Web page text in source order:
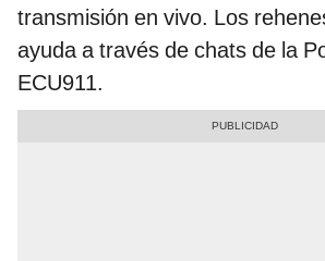
transmisión en vivo. Los
ayuda a través de chats de la
ECU911.